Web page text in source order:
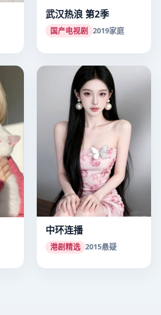
武汉热浪 第2季
国产电视剧 2019家庭
中环连播
港剧精选 2015悬疑